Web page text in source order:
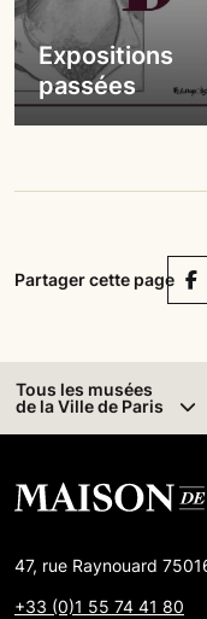
Expositions
passées
Partager cette page
Tous les musées
de la Ville de Paris
47, rue Raynouard
+33 (0)1 55 74 41 80